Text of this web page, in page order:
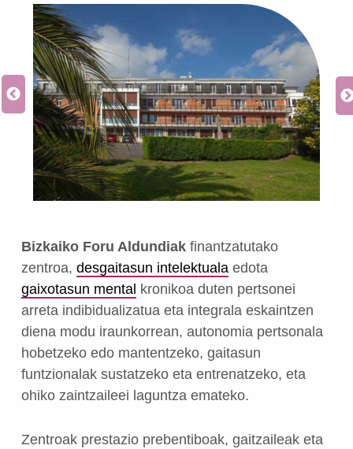
Bizkaiko Foru Aldundiakfinantzatutako
zentroa, desgaitasun intelektualaedota
gaixotasun mental kronikoa duten pertsonei
arreta indibidualizatua eta integrala eskaintzen
diena modu iraunkorrean, autonomia pertsonala
hobetzeko edo mantentzeko, gaitasun
funtzionalak sustatzeko eta entrenatzeko, eta
ohiko zaintzaileei laguntza emateko.
Zentroak prestazio prebentiboak, gaitzaileak eta